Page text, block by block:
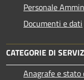
Personale
Documenti e dati
CATEGORIE DI
Anagrafe e stato